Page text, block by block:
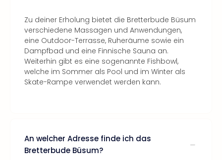
Zu deiner Erholung bietet die Bretterbude Büsum
verschiedene Massagen und Anwendungen,
eine Outdoor-Terrasse, Ruheräume sowie ein
Dampfbad und eine Finnische Sauna an.
Weiterhin gibt es eine sogenannte Fishbowl,
welche im Sommer als Pool und im Winter als
Skate-Rampe verwendet werden kann.
An welcher Adresse finde ich das
Bretterbude Büsum?